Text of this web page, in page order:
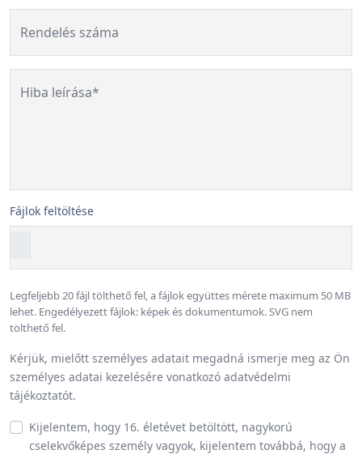
Rendelés száma
Hiba leírása*
Fájlok feltöltése
Legfeljebb 20 fájl tölthető fel, a fájlok együttes mérete maximum 50 MB
lehet. Engedélyezett fájlok: képek és dokumentumok. SVG nem
tölthető fel.
Kérjük, mielőtt személyes adatait megadná ismerje meg az Ön
személyes adatai kezelésére vonatkozó adatvédelmi
tájékoztatót.
Kijelentem, hogy 16. életévet betöltött, nagykorú
cselekvőképes személy vagyok, kijelentem továbbá, hogy a